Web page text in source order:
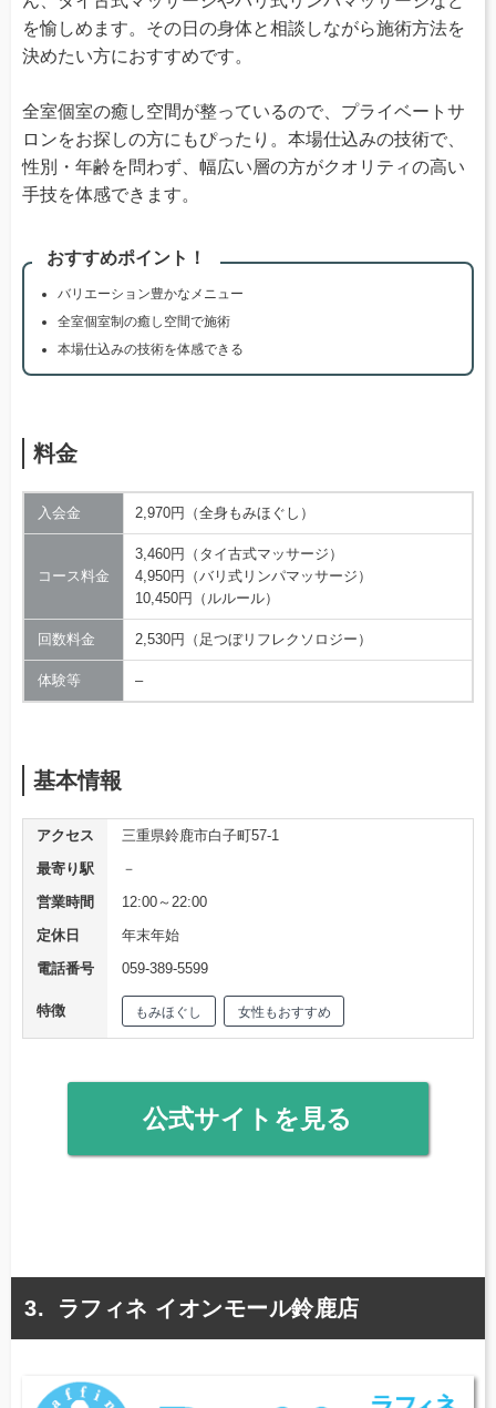
を愉しめます。その日の身体と相談しながら施術方法を
決めたい方におすすめです。
全室個室の癒し空間が整っているので、プライベートサ
ロンをお探しの方にもぴったり。本場仕込みの技術で、
性別・年齢を問わず、幅広い層の方がクオリティの高い
手技を体感できます。
おすすめポイント！
バリエーション豊かなメニュー
全室個室制の癒し空間で施術
本場仕込みの技術を体感できる
料金
入会金 2,970円（全身もみほぐし）
コース料金
3,460円（タイ古式マッサージ）
4,950円（バリ式リンパマッサージ）
10,450円（ルルール）
回数料金 2,530円（足つぼリフレクソロジー）
体験等 –
基本情報
アクセス
三重県鈴鹿市白子町57-1
最寄り駅
－
営業時間
12:00～22:00
定休日
年末年始
電話番号
059-389-5599
特徴 もみほぐし 女性もおすすめ
公式サイトを見る
ラフィネ イオンモール鈴鹿店